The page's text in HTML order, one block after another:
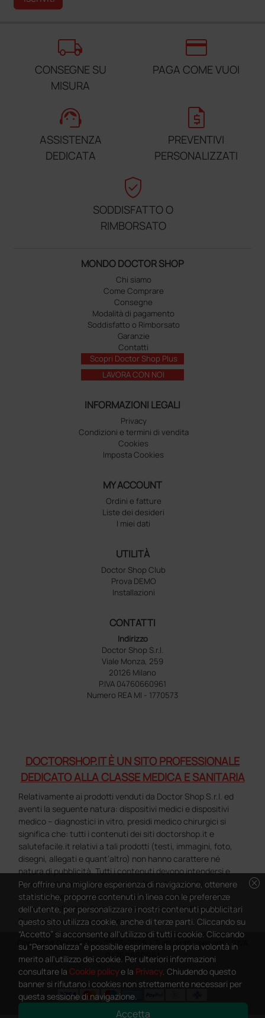
local_shipping
CONSEGNE SU
MISURA
credit_card
PAGA COME VUOI
support_agent
ASSISTENZA
DEDICATA
request_quote
PREVENTIVI
PERSONALIZZATI
verified_user
SODDISFATTO O
RIMBORSATO
MONDO DOCTOR SHOP
Chi siamo
Come Comprare
Consegne
Modalità di pagamento
Soddisfatto o Rimborsato
Garanzie
Contatti
Scopri Doctor Shop Plus
LAVORA CON NOI
INFORMAZIONI LEGALI
Privacy
Condizioni e termini di vendita
Cookies
Imposta Cookies
MY ACCOUNT
Ordini e fatture
Liste dei desideri
I miei dati
UTILITÀ
Doctor Shop Club
Prova DEMO
Installazioni
CONTATTI
Indirizzo
Doctor Shop S.r.l.
Viale Monza, 259
20126 Milano
P.IVA 04760660961
Numero REA MI - 1770573
DOCTORSHOP.IT È UN SITO PROFESSIONALE
DEDICATO ALLA CLASSE MEDICA E SANITARIA
Relativamente ai prodotti venduti da Doctor Shop S.r.l. ed
aventi la seguente natura: dispositivi medici e dispositivi
medico – diagnostici in vitro, presidi medico chirurgici si
significa che: tutti i contenuti dei siti doctorshop.it e
salutefacile.it relativi a tali prodotti (testi, immagini, foto,
disegni, allegati e quant’altro) non hanno carattere né
natura di pubblicità. Tutti i contenuti devono intendersi e
sono di natura esclusivamente informativa e volti
esclusivamente a portare a conoscenza dei clienti e dei
potenziali clienti in fase di preacquisto i prodotti venduti da
Doctorshop attraverso la rete.
Copyright DoctorShop 2005-2026 - Tutti diritti riservati - P.IVA
04760660961
cancel
Per offrire una migliore esperienza di navigazione, ottenere
statistiche, proporre contenuti in linea con le preferenze
dell'utente, per personalizzare i nostri contenuti pubblicitari
questo sito utilizza cookie, anche di terze parti. Cliccando su
“Accetto” si acconsente all'utilizzo di tutti i cookie. Cliccando
su “Personalizza” è possibile esprimere la propria volontà in
merito all'utilizzo dei cookie. Per ulteriori informazioni
consultare la Cookie policye la Privacy. Chiudendo questo
banner si rifiutano i cookies non strettamente necessari per
questa sessione di navigazione.
Accetta